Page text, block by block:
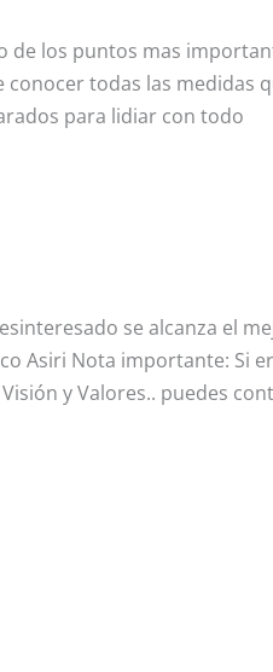
de los puntos mas
todas las medidas
para lidiar con todo
se alcanza el
Asiri Nota importante: Si
y Valores.. puedes